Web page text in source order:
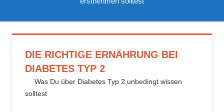
DIE RICHTIGE ERNÄHRUNG BEI
DIABETES TYP 2
25. November 2023
delta_invest
Was Du über Diabetes Typ 2 unbedingt wissen
solltest